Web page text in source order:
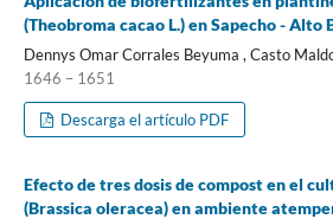
(Theobroma cacao L.) en Sapecho - Alto
Dennys Omar Corrales Beyuma , Casto
1646 – 1651
Descarga el artículo PDF
Efecto de tres dosis de compost en el
(Brassica oleracea) en ambiente